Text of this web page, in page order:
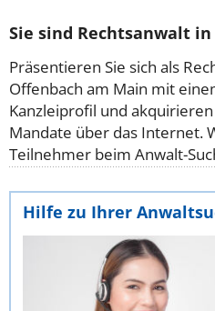
Sie sind Rechtsanwalt
Präsentieren Sie sich als
Offenbach am Main mit
Kanzleiprofil und
Mandate über das Internet.
Teilnehmer beim Anwalt-
Hilfe zu Ihrer